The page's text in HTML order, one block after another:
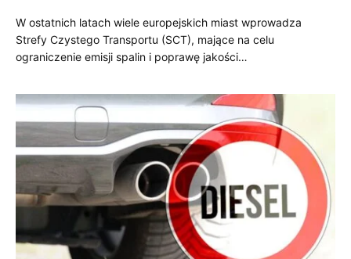
W ostatnich latach wiele europejskich miast wprowadza
Strefy Czystego Transportu (SCT), mające na celu
ograniczenie emisji spalin i poprawę jakości…